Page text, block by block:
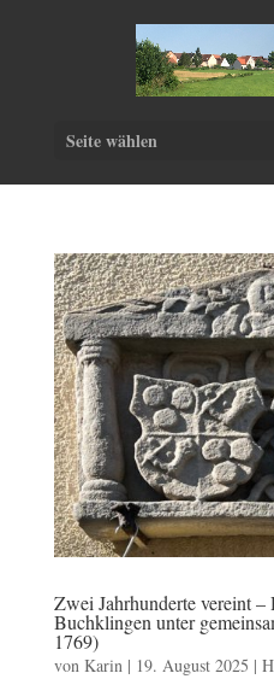
Seite wählen
Zwei Jahrhunderte vereint –
Buchklingen unter
1769)
von Karin| 19. August 2025 |